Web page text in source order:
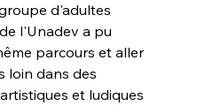
d'adultes
l'Unadev a pu
parcours et aller
loin dans des
et ludiques